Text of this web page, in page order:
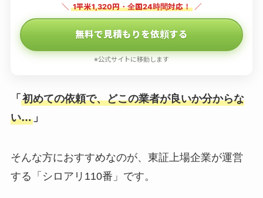
＼ 1平米1,320円・全国24時間対応！ ／
無料で見積もりを依頼する
※公式サイトに移動します
「 初めての依頼で、どこの業者が良いか分からな
い…」
そんな方におすすめなのが、東証上場企業が運営
する「シロアリ110番」です。